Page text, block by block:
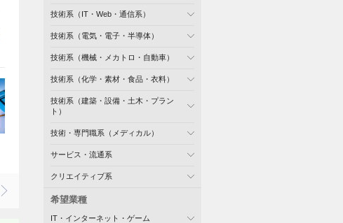
技術系（IT・Web・通信系）
技術系（電気・電子・半導体）
技術系（機械・メカトロ・自動車）
技術系（化学・素材・食品・衣料）
技術系（建築・設備・土木・プラン
ト）
技術・専門職系（メディカル）
サービス・流通系
クリエイティブ系
希望業種
IT・インターネット・ゲーム